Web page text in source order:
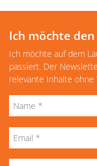
Ich möchte
Ich möchte auf dem
passiert. Der
relevante Inhalte ohne